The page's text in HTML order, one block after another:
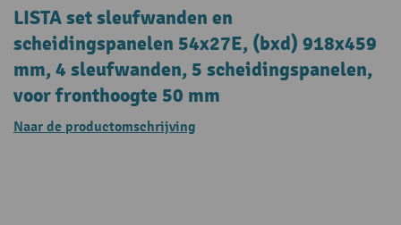
LISTA set sleufwanden en
scheidingspanelen 54x27E, (bxd) 918x459
mm, 4 sleufwanden, 5 scheidingspanelen,
voor fronthoogte 50 mm
Naar de productomschrijving